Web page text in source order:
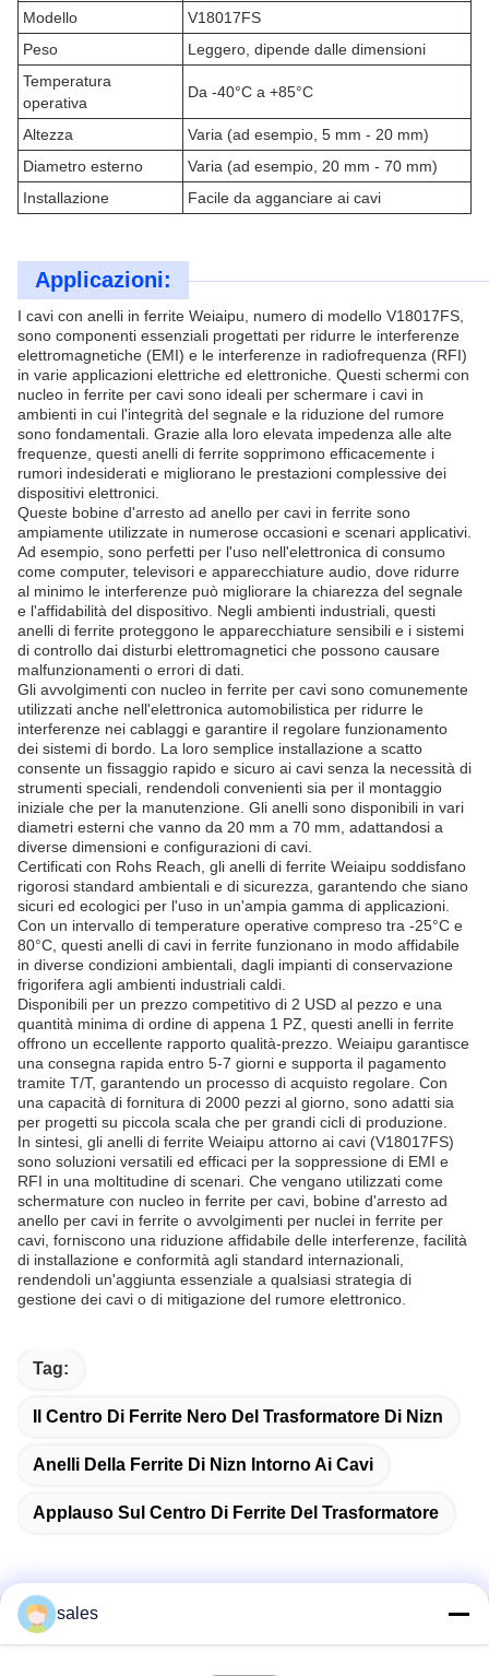
Modello
V18017FS
Peso
Leggero, dipende dalle dimensioni
Temperatura
operativa
Da -40°C a +85°C
Altezza
Varia (ad esempio, 5 mm - 20 mm)
Diametro esterno
Varia (ad esempio, 20 mm - 70 mm)
Installazione
Facile da agganciare ai cavi
Applicazioni:
I cavi con anelli in ferrite Weiaipu, numero di modello V18017FS,
sono componenti essenziali progettati per ridurre le interferenze
elettromagnetiche (EMI) e le interferenze in radiofrequenza (RFI)
in varie applicazioni elettriche ed elettroniche. Questi schermi con
nucleo in ferrite per cavi sono ideali per schermare i cavi in ​​
ambienti in cui l'integrità del segnale e la riduzione del rumore
sono fondamentali. Grazie alla loro elevata impedenza alle alte
frequenze, questi anelli di ferrite sopprimono efficacemente i
rumori indesiderati e migliorano le prestazioni complessive dei
dispositivi elettronici.
Queste bobine d'arresto ad anello per cavi in ​​ferrite sono
ampiamente utilizzate in numerose occasioni e scenari applicativi.
Ad esempio, sono perfetti per l'uso nell'elettronica di consumo
come computer, televisori e apparecchiature audio, dove ridurre
al minimo le interferenze può migliorare la chiarezza del segnale
e l'affidabilità del dispositivo. Negli ambienti industriali, questi
anelli di ferrite proteggono le apparecchiature sensibili e i sistemi
di controllo dai disturbi elettromagnetici che possono causare
malfunzionamenti o errori di dati.
Gli avvolgimenti con nucleo in ferrite per cavi sono comunemente
utilizzati anche nell'elettronica automobilistica per ridurre le
interferenze nei cablaggi e garantire il regolare funzionamento
dei sistemi di bordo. La loro semplice installazione a scatto
consente un fissaggio rapido e sicuro ai cavi senza la necessità di
strumenti speciali, rendendoli convenienti sia per il montaggio
iniziale che per la manutenzione. Gli anelli sono disponibili in vari
diametri esterni che vanno da 20 mm a 70 mm, adattandosi a
diverse dimensioni e configurazioni di cavi.
Certificati con Rohs Reach, gli anelli di ferrite Weiaipu soddisfano
rigorosi standard ambientali e di sicurezza, garantendo che siano
sicuri ed ecologici per l'uso in un'ampia gamma di applicazioni.
Con un intervallo di temperature operative compreso tra -25°C e
80°C, questi anelli di cavi in ​​ferrite funzionano in modo affidabile
in diverse condizioni ambientali, dagli impianti di conservazione
frigorifera agli ambienti industriali caldi.
Disponibili per un prezzo competitivo di 2 USD al pezzo e una
quantità minima di ordine di appena 1 PZ, questi anelli in ferrite
offrono un eccellente rapporto qualità-prezzo. Weiaipu garantisce
una consegna rapida entro 5-7 giorni e supporta il pagamento
tramite T/T, garantendo un processo di acquisto regolare. Con
una capacità di fornitura di 2000 pezzi al giorno, sono adatti sia
per progetti su piccola scala che per grandi cicli di produzione.
In sintesi, gli anelli di ferrite Weiaipu attorno ai cavi (V18017FS)
sono soluzioni versatili ed efficaci per la soppressione di EMI e
RFI in una moltitudine di scenari. Che vengano utilizzati come
schermature con nucleo in ferrite per cavi, bobine d'arresto ad
anello per cavi in ​​ferrite o avvolgimenti per nuclei in ferrite per
cavi, forniscono una riduzione affidabile delle interferenze, facilità
di installazione e conformità agli standard internazionali,
rendendoli un'aggiunta essenziale a qualsiasi strategia di
gestione dei cavi o di mitigazione del rumore elettronico.
Tag:
Il Centro Di Ferrite Nero Del Trasformatore Di Nizn
Anelli Della Ferrite Di Nizn Intorno Ai Cavi
Applauso Sul Centro Di Ferrite Del Trasformatore
Contatto rapido
sales